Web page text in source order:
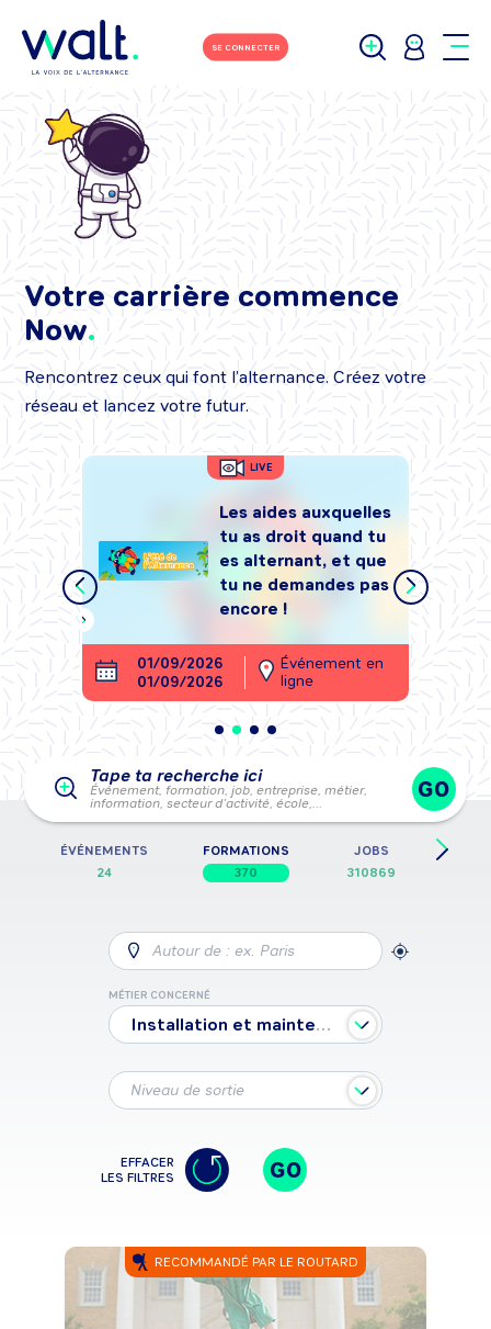
SE CONNECTER
Votre carrière commence
Now
Rencontrez ceux qui font l’alternance. Créez votre
réseau et lancez votre futur.
LIVE
Les aides auxquelles
tu as droit quand tu
es alternant, et que
tu ne demandes pas
encore !
01/09/2026
01/09/2026
Événement en
ligne
Tape ta recherche ici
Événement, formation, job, entreprise, métier,
information, secteur d’activité, école,…
GO
ÉVÉNEMENTS
24
FORMATIONS
370
JOBS
310869
EFFACER
LES FILTRES
Autour de : ex. Paris
MÉTIER CONCERNÉ
Installation et maintenance d'automatismes
Niveau de sortie
GO
RECOMMANDÉ PAR LE ROUTARD